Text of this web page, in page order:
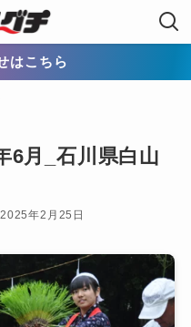
はこちら
6月_石川県白山
2025年2月25日